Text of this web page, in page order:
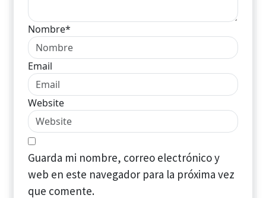
Nombre*
Email
Website
Guarda mi nombre, correo electrónico y
web en este navegador para la próxima vez
que comente.